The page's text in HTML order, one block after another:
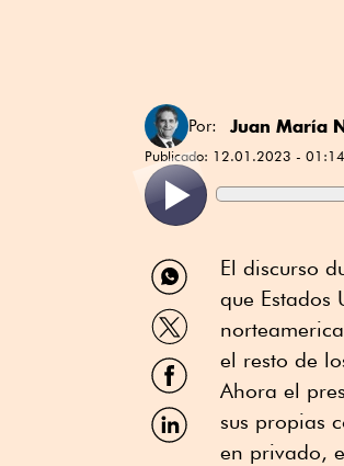
Por: Juan María
Publicado: 12.01.2023 - 01:14
Compartir
por
WhatsApp
Compartir
por
Twitter
Compartir
por
Facebook
Compartir
por
El discurso
que Estados
el resto de
Ahora el
sus propias
en privado,